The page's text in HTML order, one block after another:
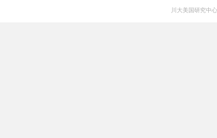
川大美国研究中